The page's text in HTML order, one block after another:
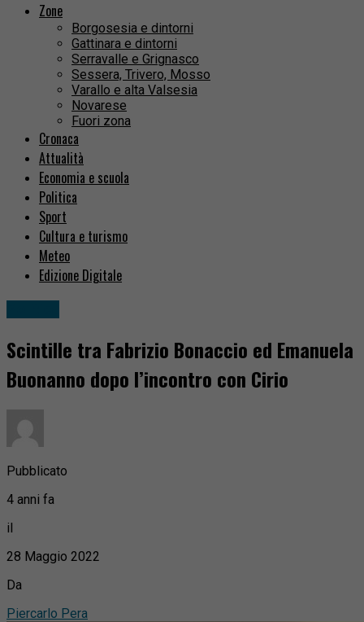
Zone
Borgosesia e dintorni
Gattinara e dintorni
Serravalle e Grignasco
Sessera, Trivero, Mosso
Varallo e alta Valsesia
Novarese
Fuori zona
Cronaca
Attualità
Economia e scuola
Politica
Sport
Cultura e turismo
Meteo
Edizione Digitale
Scintille tra Fabrizio Bonaccio ed Emanuela
Buonanno dopo l’incontro con Cirio
Pubblicato
4 anni fa
il
28 Maggio 2022
Da
Piercarlo Pera